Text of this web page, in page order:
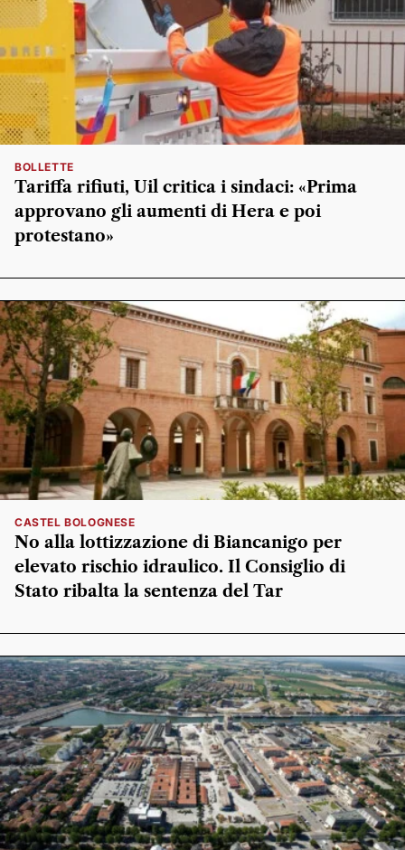
BOLLETTE
Tariffa rifiuti, Uil critica i sindaci: «Prima
approvano gli aumenti di Hera e poi
protestano»
CASTEL BOLOGNESE
No alla lottizzazione di Biancanigo per
elevato rischio idraulico. Il Consiglio di
Stato ribalta la sentenza del Tar